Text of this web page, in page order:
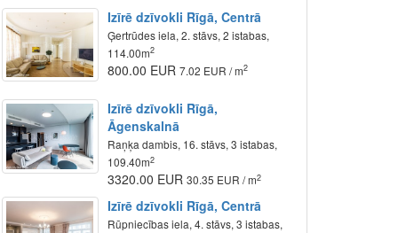
Izīrē dzīvokli Rīgā, Centrā
Ģertrūdes iela, 2. stāvs, 2 istabas,
114.00m2
800.00 EUR7.02 EUR / m2
Izīrē dzīvokli Rīgā,
Āgenskalnā
Raņķa dambis, 16. stāvs, 3 istabas,
109.40m2
3320.00 EUR30.35 EUR / m2
Izīrē dzīvokli Rīgā, Centrā
Rūpniecības iela, 4. stāvs, 3 istabas,